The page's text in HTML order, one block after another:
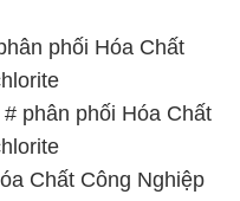
phối Hóa Chất
phân phối Hóa Chất
Chất Công Nghiệp